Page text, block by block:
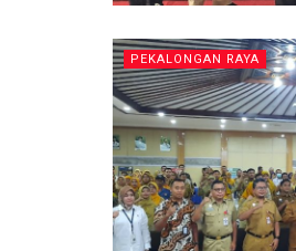
PEKALONGAN RAYA